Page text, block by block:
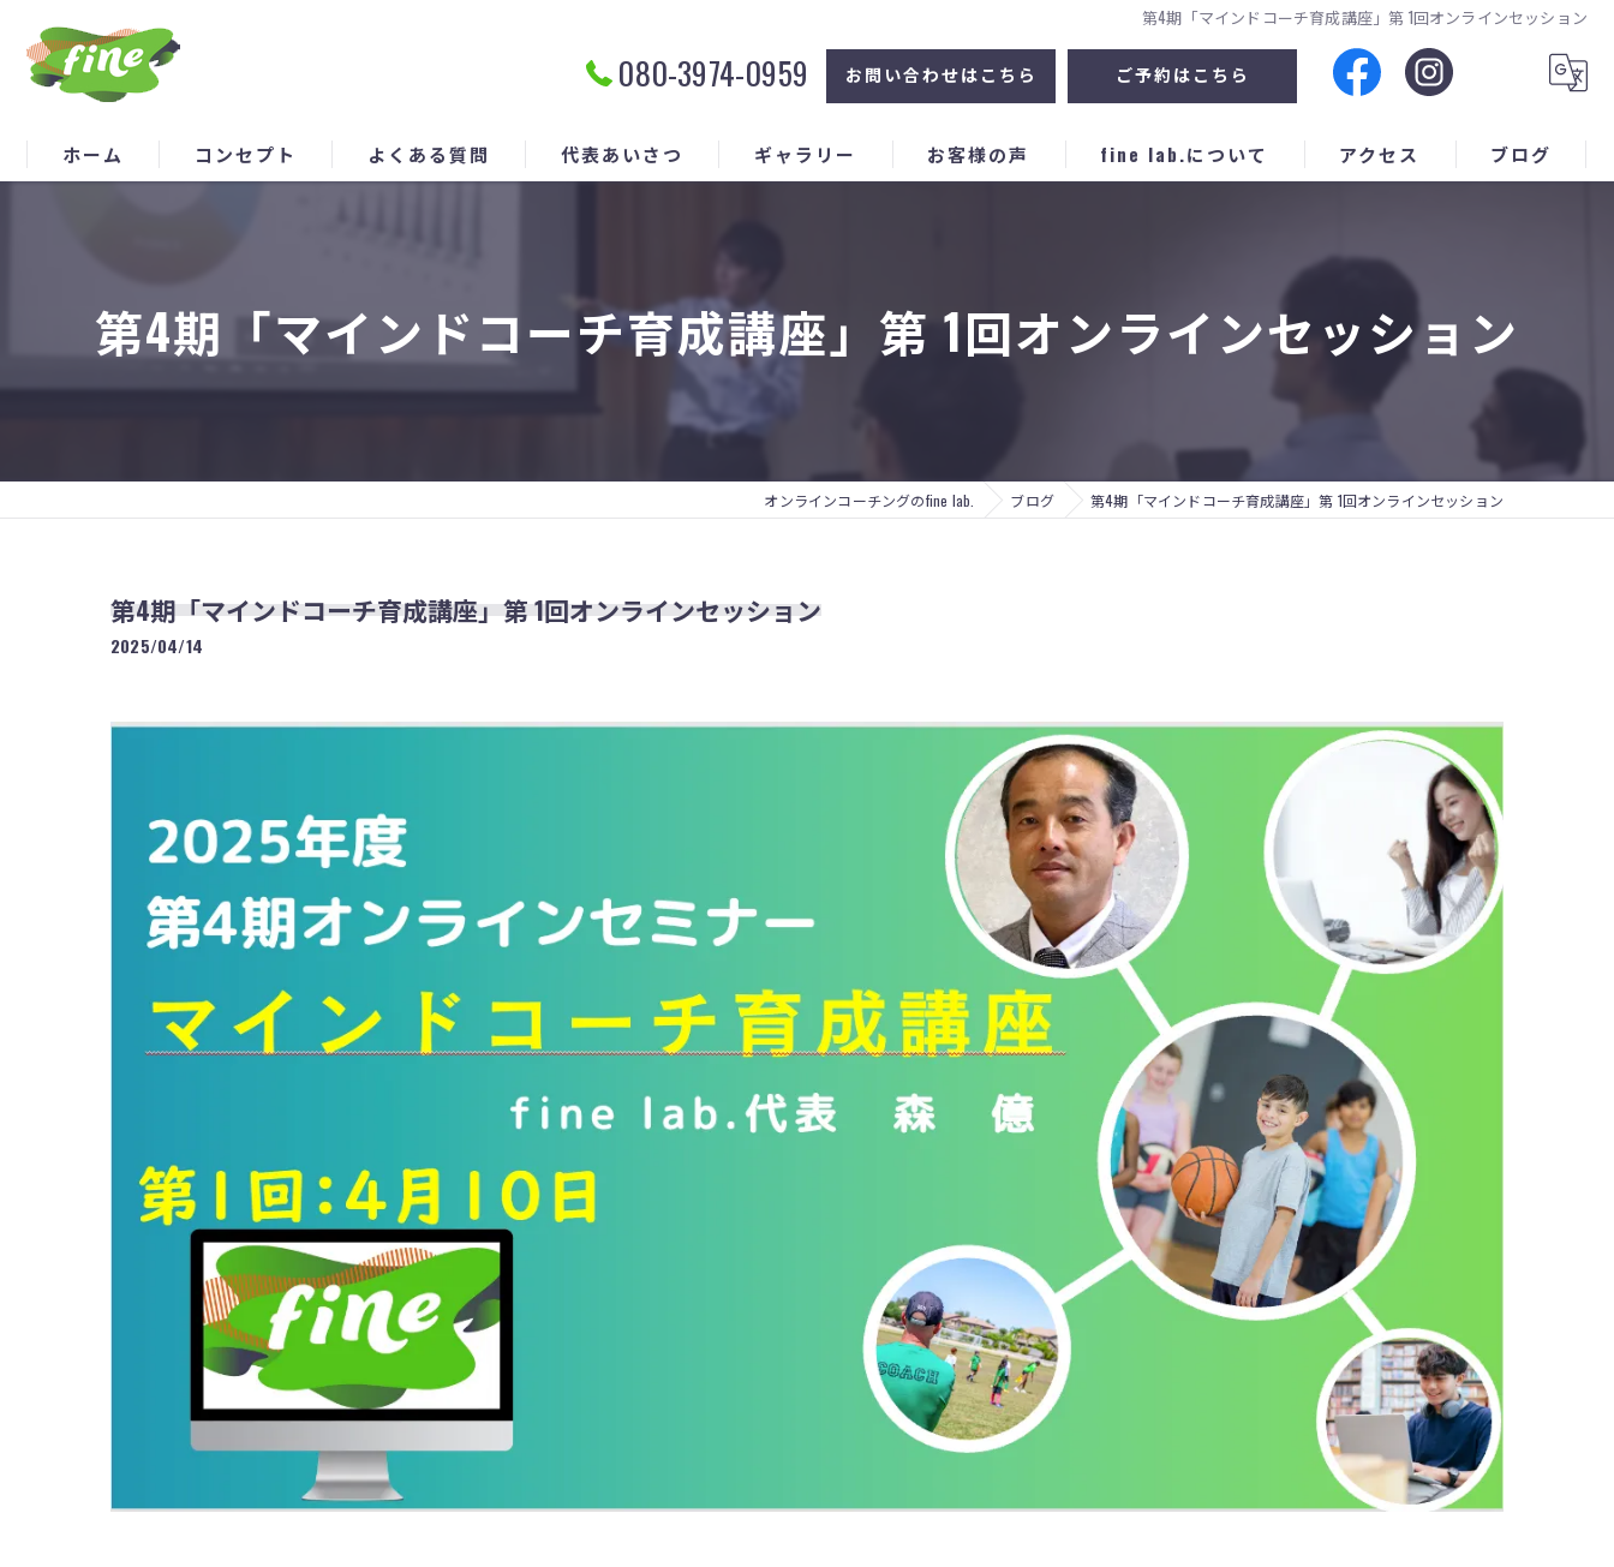
第4期「マインドコーチ育成講座」第 1回オンラインセッション
080-3974-0959 お問い合わせはこちら ご予約はこちら
ホーム コンセプト よくある質問 代表あいさつ ギャラリー お客様の声 fine lab.について
スポーツ
アクセス ブログ
第4期「マインドコーチ育成講座」第 1回オンラインセッション
オンラインコーチングのfine lab. ブログ 第4期「マインドコーチ育成講座」第 1回オンラインセッション
第4期「マインドコーチ育成講座」第 1回オンラインセッション
2025/04/14